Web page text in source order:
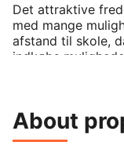
Det attraktive
med mange
afstand til skole,
indkøbs
Fra bryggers
stue med
About